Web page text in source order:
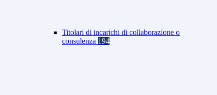
Titolari di incarichi di collaborazione o
consulenza 194